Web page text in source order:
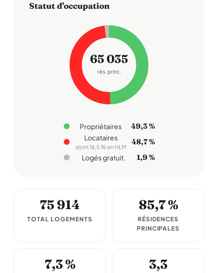
Statut d'occupation
65 035
rés. princ.
Propriétaires 49,3 %
Locataires
dont 16,5 % en HLM
48,7 %
Logés gratuit. 1,9 %
75 914
TOTAL LOGEMENTS
85,7 %
RÉSIDENCES
PRINCIPALES
7,3 % 3,3